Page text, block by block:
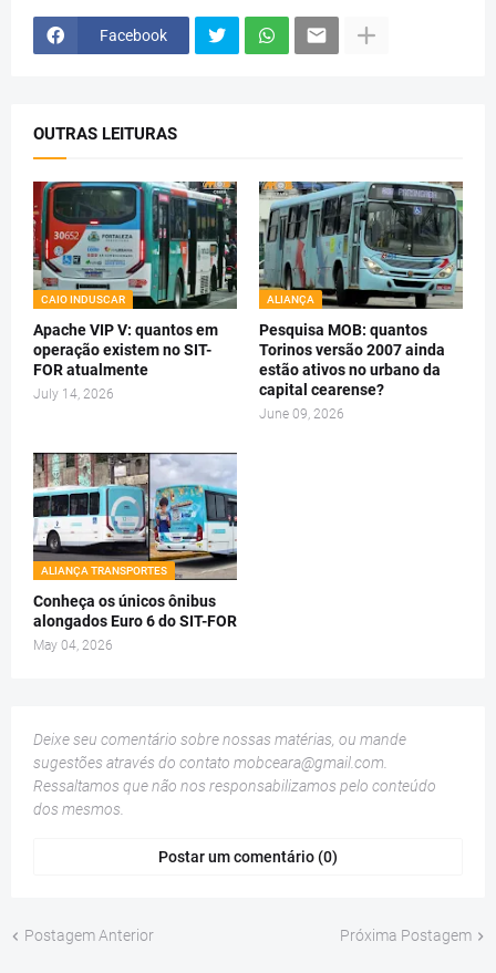
Facebook
OUTRAS LEITURAS
CAIO INDUSCAR
Apache VIP V: quantos em
operação existem no SIT-
FOR atualmente
July 14, 2026
ALIANÇA
Pesquisa MOB: quantos
Torinos versão 2007 ainda
estão ativos no urbano da
capital cearense?
June 09, 2026
ALIANÇA TRANSPORTES
Conheça os únicos ônibus
alongados Euro 6 do SIT-FOR
May 04, 2026
Deixe seu comentário sobre nossas matérias, ou mande
sugestões através do contato mobceara@gmail.com.
Ressaltamos que não nos responsabilizamos pelo conteúdo
dos mesmos.
Postar um comentário (0)
Postagem Anterior Próxima Postagem